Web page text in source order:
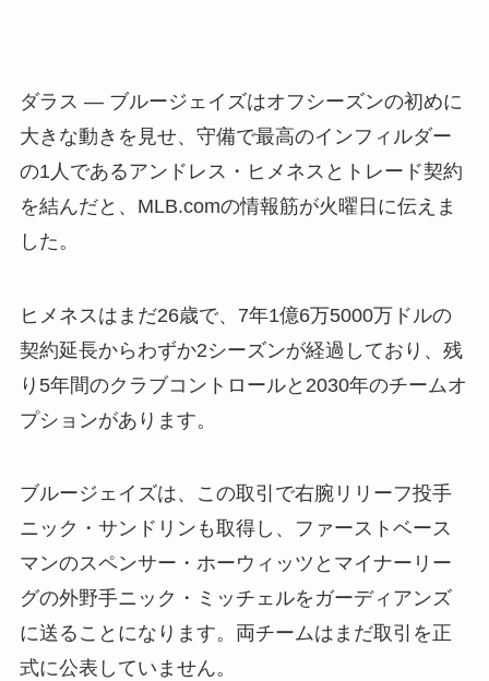
ダラス — ブルージェイズはオフシーズンの初めに
大きな動きを見せ、守備で最高のインフィルダー
の1人であるアンドレス・ヒメネスとトレード契約
を結んだと、MLB.comの情報筋が火曜日に伝えま
した。
ヒメネスはまだ26歳で、7年1億6万5000万ドルの
契約延長からわずか2シーズンが経過しており、残
り5年間のクラブコントロールと2030年のチームオ
プションがあります。
ブルージェイズは、この取引で右腕リリーフ投手
ニック・サンドリンも取得し、ファーストベース
マンのスペンサー・ホーウィッツとマイナーリー
グの外野手ニック・ミッチェルをガーディアンズ
に送ることになります。両チームはまだ取引を正
式に公表していません。